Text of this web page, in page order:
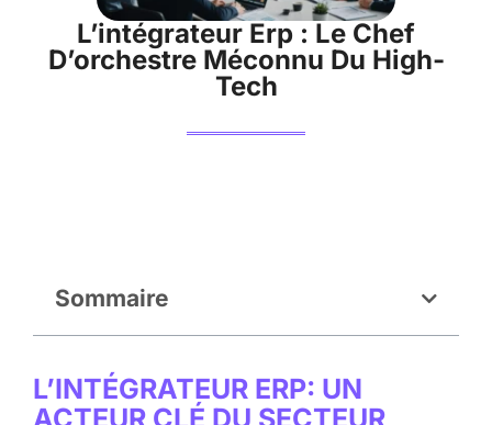
L’intégrateur Erp : Le Chef
D’orchestre Méconnu Du High-
Tech
Sommaire
L’INTÉGRATEUR ERP: UN